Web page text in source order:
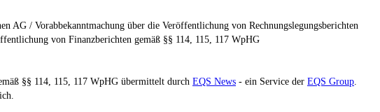
AG / Vorabbekanntmachung über die Veröffentlichung von Rechnungslegungsberichten
von Finanzberichten gemäß §§ 114, 115, 117 WpHG
§§ 114, 115, 117 WpHG übermittelt durch EQS News - ein Service der EQS Group